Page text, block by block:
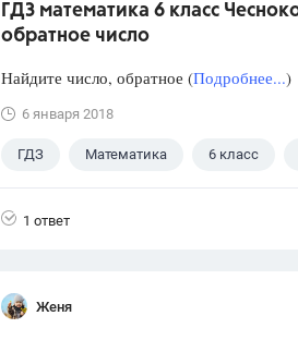
ГДЗ математика 6 класс
обратное число
Найдите число, обратное (Подробнее...)
6 января 2018
ГДЗ Математика 6 класс
1 ответ
Женя